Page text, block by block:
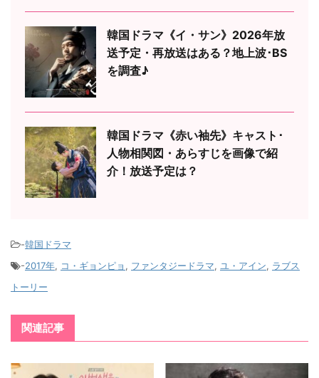
韓国ドラマ《イ・サン》2026年放
送予定・再放送はある？地上波･BS
を調査♪
韓国ドラマ《赤い袖先》キャスト･
人物相関図・あらすじを画像で紹
介！放送予定は？
-韓国ドラマ
-2017年, コ・ギョンピョ , ファンタジードラマ, ユ・アイン, ラブス
トーリー
関連記事